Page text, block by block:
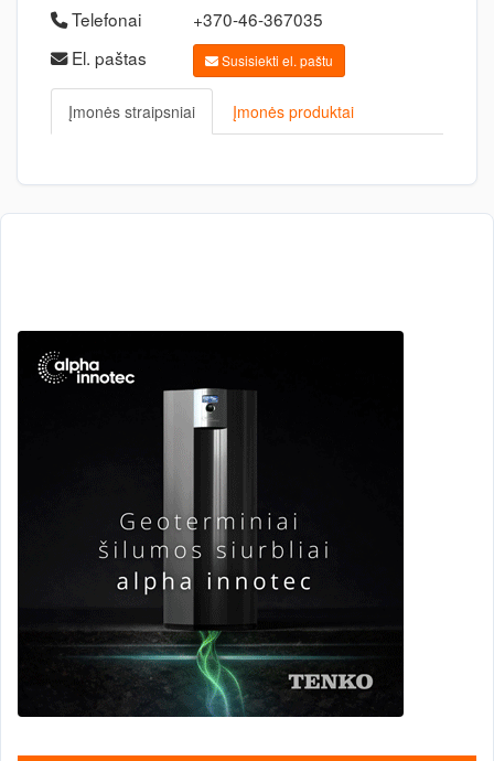
Telefonai
+370-46-367035
El. paštas
Susisiekti el. paštu
Įmonės straipsniai Įmonės produktai